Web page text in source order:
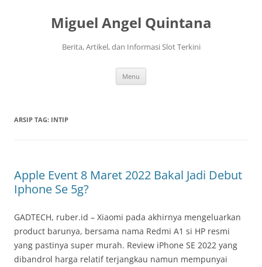
Miguel Angel Quintana
Berita, Artikel, dan Informasi Slot Terkini
Menu
ARSIP TAG: INTIP
Apple Event 8 Maret 2022 Bakal Jadi Debut
Iphone Se 5g?
GADTECH, ruber.id – Xiaomi pada akhirnya mengeluarkan
product barunya, bersama nama Redmi A1 si HP resmi
yang pastinya super murah. Review iPhone SE 2022 yang
dibandrol harga relatif terjangkau namun mempunyai